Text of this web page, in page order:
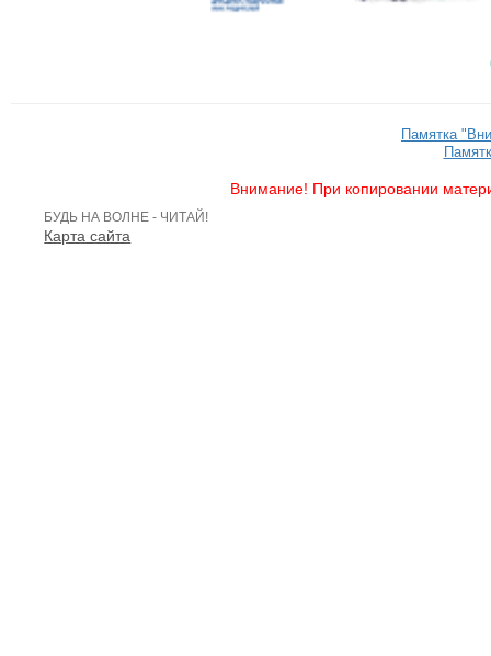
Памятка
Внимание! При копировании
БУДЬ НА ВОЛНЕ - ЧИТАЙ!
Карта сайта